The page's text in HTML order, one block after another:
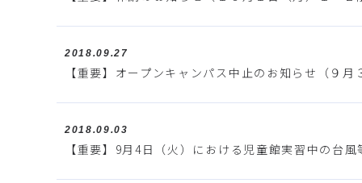
2018.09.27
【重要】オープンキャンパス中止のお知らせ（９月
2018.09.03
【重要】9月4日（火）における児童館実習中の台